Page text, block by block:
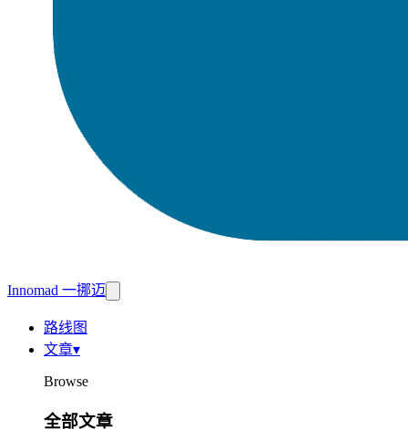
Innomad 一挪迈
路线图
文章▾
Browse
全部文章